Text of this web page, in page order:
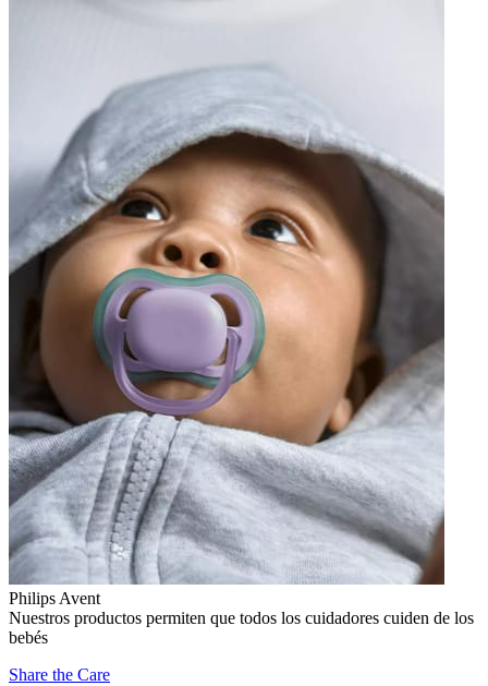
Philips Avent
Nuestros productos permiten que todos los cuidadores cuiden de los
bebés
Share the Care